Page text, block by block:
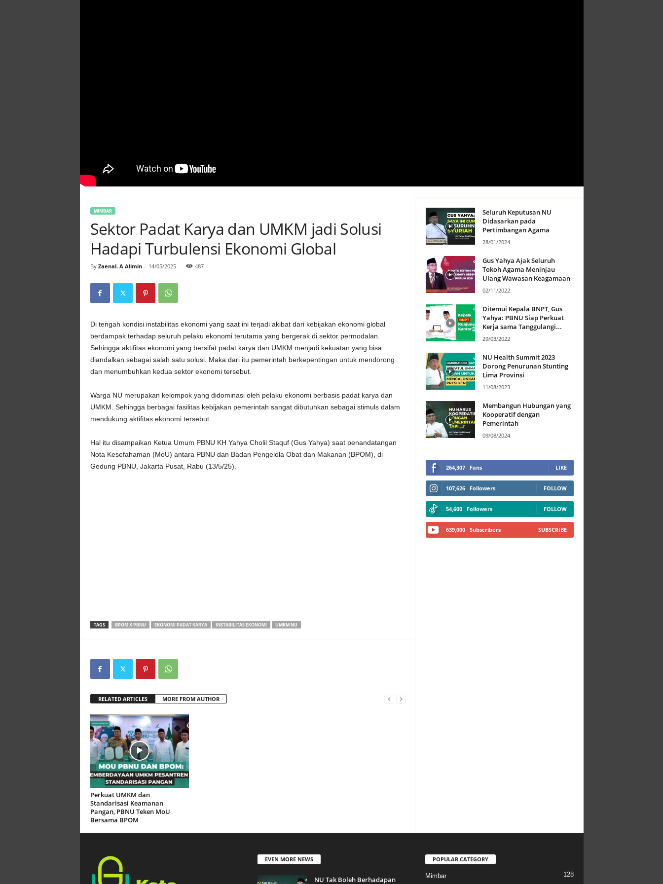
MIMBAR
Sektor Padat Karya dan UMKM jadi Solusi
Hadapi Turbulensi Ekonomi Global
By Zaenal. A Alimin- 14/05/2025 487
Di tengah kondisi instabilitas ekonomi yang saat ini terjadi akibat dari kebijakan ekonomi global
berdampak terhadap seluruh pelaku ekonomi terutama yang bergerak di sektor permodalan.
Sehingga aktifitas ekonomi yang bersifat padat karya dan UMKM menjadi kekuatan yang bisa
diandalkan sebagai salah satu solusi. Maka dari itu pemerintah berkepentingan untuk mendorong
dan menumbuhkan kedua sektor ekonomi tersebut.
Warga NU merupakan kelompok yang didominasi oleh pelaku ekonomi berbasis padat karya dan
UMKM. Sehingga berbagai fasilitas kebijakan pemerintah sangat dibutuhkan sebagai stimuls dalam
mendukung aktifitas ekonomi tersebut.
Hal itu disampaikan Ketua Umum PBNU KH Yahya Cholil Staquf (Gus Yahya) saat penandatangan
Nota Kesefahaman (MoU) antara PBNU dan Badan Pengelola Obat dan Makanan (BPOM), di
Gedung PBNU, Jakarta Pusat, Rabu (13/5/25).
TAGS BPOM X PBNU EKONOMI PADAT KARYA INSTABILITAS EKONOMI UMKM NU
RELATED ARTICLES MORE FROM AUTHOR
Perkuat UMKM dan
Standarisasi Keamanan
Pangan, PBNU Teken MoU
Bersama BPOM
Seluruh Keputusan NU
Didasarkan pada
Pertimbangan Agama
28/01/2024
Gus Yahya Ajak Seluruh
Tokoh Agama Meninjau
Ulang Wawasan Keagamaan
02/11/2022
Ditemui Kepala BNPT, Gus
Yahya: PBNU Siap Perkuat
Kerja sama Tanggulangi...
29/03/2022
NU Health Summit 2023
Dorong Penurunan Stunting
Lima Provinsi
11/08/2023
Membangun Hubungan yang
Kooperatif dengan
Pemerintah
09/08/2024
264,307 Fans LIKE
107,626 Followers FOLLOW
54,600 Followers FOLLOW
639,000 Subscribers SUBSCRIBE
EVEN MORE NEWS
NU Tak Boleh Berhadapan
POPULAR CATEGORY
Mimbar 128